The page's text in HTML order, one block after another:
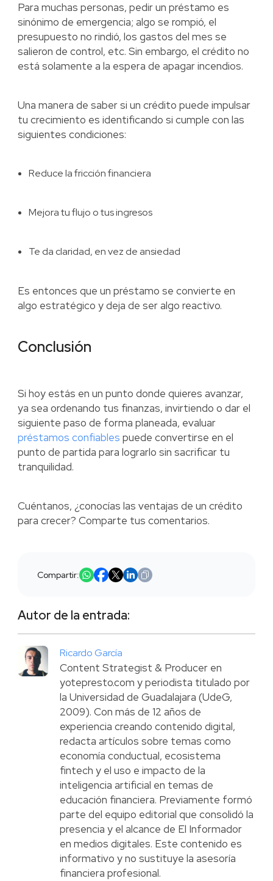
Para muchas personas, pedir un préstamo es
sinónimo de emergencia; algo se rompió, el
presupuesto no rindió, los gastos del mes se
salieron de control, etc. Sin embargo, el crédito no
está solamente a la espera de apagar incendios.
Una manera de saber si un crédito puede impulsar
tu crecimiento es identificando si cumple con las
siguientes condiciones:
Reduce la fricción financiera
Mejora tu flujo o tus ingresos
Te da claridad, en vez de ansiedad
Es entonces que un préstamo se convierte en
algo estratégico y deja de ser algo reactivo.
Conclusión
Si hoy estás en un punto donde quieres avanzar,
ya sea ordenando tus finanzas, invirtiendo o dar el
siguiente paso de forma planeada, evaluar
préstamos confiables puede convertirse en el
punto de partida para lograrlo sin sacrificar tu
tranquilidad.
Cuéntanos, ¿conocías las ventajas de un crédito
para crecer? Comparte tus comentarios.
Compartir:
Autor de la entrada:
Ricardo García
Content Strategist & Producer en
yotepresto.com y periodista titulado por
la Universidad de Guadalajara (UdeG,
2009). Con más de 12 años de
experiencia creando contenido digital,
redacta artículos sobre temas como
economía conductual, ecosistema
fintech y el uso e impacto de la
inteligencia artificial en temas de
educación financiera. Previamente formó
parte del equipo editorial que consolidó la
presencia y el alcance de El Informador
en medios digitales. Este contenido es
informativo y no sustituye la asesoría
financiera profesional.